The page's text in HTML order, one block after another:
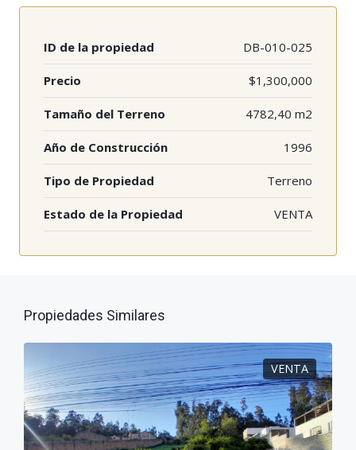
ID de la propiedad DB-010-025
Precio $1,300,000
Tamaño del Terreno 4782,40 m2
Año de Construcción 1996
Tipo de Propiedad Terreno
Estado de la Propiedad VENTA
Propiedades Similares
VENTA